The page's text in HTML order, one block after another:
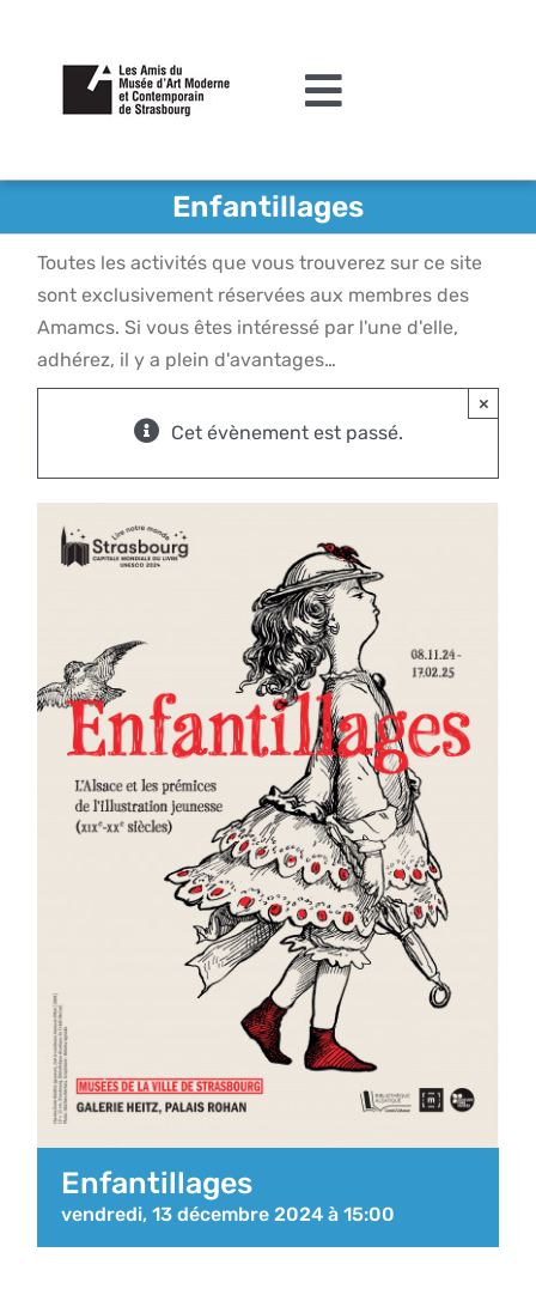
contenu
Toggle
L’association
Agenda
Actualités
Acquisitions et mécénat
Contact
Enfantillages
Toutes les activités que vous trouverez sur ce site
sont exclusivement réservées aux membres des
Amamcs. Si vous êtes intéressé par l'une d'elle,
adhérez, il y a plein d'avantages…
Cet évènement est passé.
×
Enfantillages
vendredi, 13 décembre 2024 à 15:00